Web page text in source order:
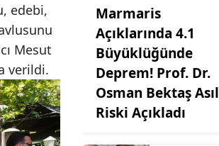
edebi,
Mesut
verildi.
Marmaris
Açıklarında 4.1
Büyüklüğünde
Deprem! Prof. Dr.
Osman Bektaş Asıl
Riski Açıkladı